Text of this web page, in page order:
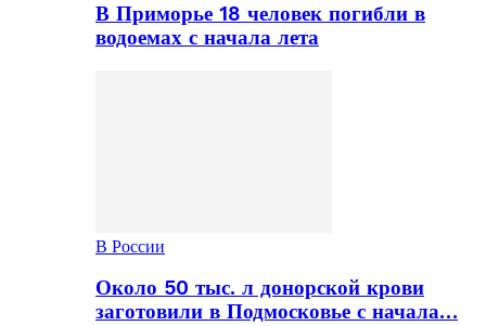
В Приморье 18 человек погибли в
водоемах с начала лета
В России
Около 50 тыс. л донорской крови
заготовили в Подмосковье с начала…